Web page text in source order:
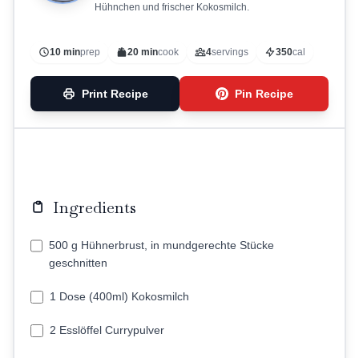
Hühnchen und frischer Kokosmilch.
10 minprep 20 mincook 4servings 350cal
Print Recipe Pin Recipe
Ingredients
500 g Hühnerbrust, in mundgerechte Stücke
geschnitten
1 Dose (400ml) Kokosmilch
2 Esslöffel Currypulver